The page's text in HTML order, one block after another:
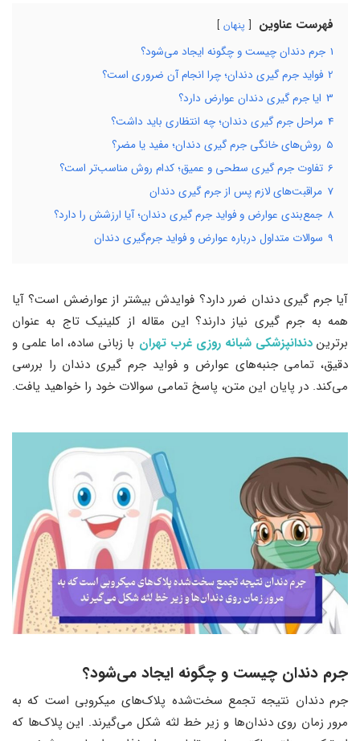
فهرست عناوین پنهان
1 جرم دندان چیست و چگونه ایجاد می‌شود؟
2 فواید جرم‌ گیری دندان؛ چرا انجام آن ضروری است؟
3 ایا جرم گیری دندان عوارض دارد؟
4 مراحل جرم‌ گیری دندان؛ چه انتظاری باید داشت؟
5 روش‌های خانگی جرم‌ گیری دندان؛ مفید یا مضر؟
6 تفاوت جرم‌ گیری سطحی و عمیق؛ کدام روش مناسب‌تر است؟
7 مراقبت‌های لازم پس از جرم‌ گیری دندان
8 جمع‌بندی عوارض و فواید جرم گیری دندان؛ آیا ارزشش را دارد؟
9 سوالات متداول درباره عوارض و فواید جرم‌گیری دندان
آیا جرم گیری دندان ضرر دارد؟ فوایدش بیشتر از عوارضش است؟ آیا
همه به جرم‌ گیری نیاز دارند؟ این مقاله از کلینیک تاج به عنوان
برتریندندانپزشکی شبانه روزی غرب تهران با زبانی ساده، اما علمی و
دقیق، تمامی جنبه‌های عوارض و فواید جرم‌ گیری دندان را بررسی
می‌کند. در پایان این متن، پاسخ تمامی سوالات خود را خواهید یافت.
جرم دندان چیست و چگونه ایجاد می‌شود؟
جرم دندان نتیجه تجمع سخت‌شده پلاک‌های میکروبی است که به
مرور زمان روی دندان‌ها و زیر خط لثه شکل می‌گیرند. این پلاک‌ها که